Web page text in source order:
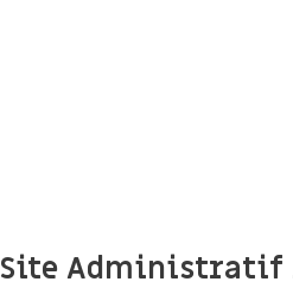
Site Administratif